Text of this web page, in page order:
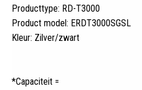
Producttype: RD-T3000
Product model: ERDT3000SGSL
Kleur: Zilver/zwart
*Capaciteit =